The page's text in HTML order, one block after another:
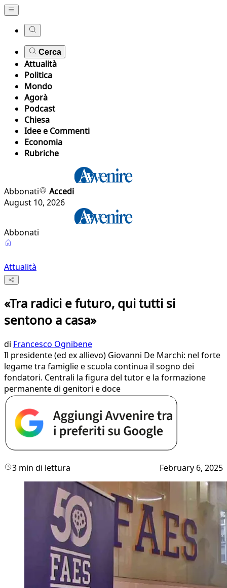
Cerca
Attualità
Politica
Mondo
Agorà
Podcast
Chiesa
Idee e Commenti
Economia
Rubriche
Abbonati
Accedi
August 10, 2026
Abbonati
Attualità
«Tra radici e futuro, qui tutti si
sentono a casa»
di Francesco Ognibene
Il presidente (ed ex allievo) Giovanni De Marchi: nel forte
legame tra famiglie e scuola continua il sogno dei
fondatori. Centrali la figura del tutor e la formazione
permanente di genitori e doce
3 min di lettura February 6, 2025